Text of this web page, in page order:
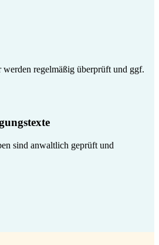
regelmäßig überprüft und ggf.
sind anwaltlich geprüft und